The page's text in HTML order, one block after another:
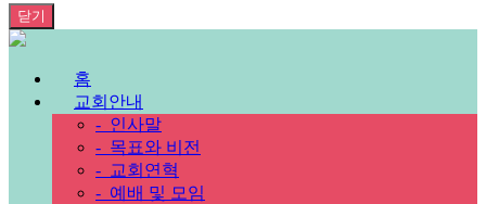
닫기
홈
교회안내
- 인사말
- 목표와 비전
- 교회연혁
- 예배 및 모임